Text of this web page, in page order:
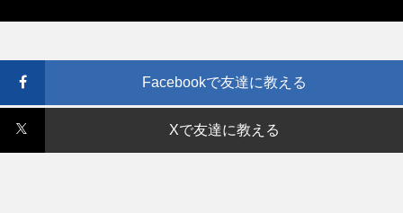
Facebookで友達に教える
Xで友達に教える